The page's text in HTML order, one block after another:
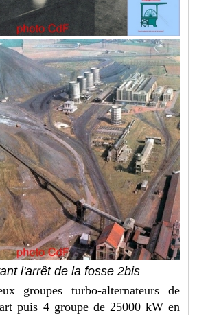
l'arrêt de la fosse 2bis
groupes turbo-alternateurs de
puis 4 groupe de 25000 kW en